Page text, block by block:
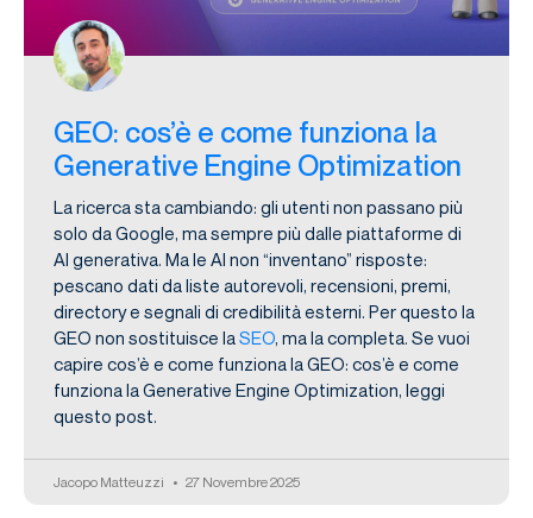
GEO: cos’è e come funziona la
Generative Engine Optimization
La ricerca sta cambiando: gli utenti non passano più
solo da Google, ma sempre più dalle piattaforme di
AI generativa. Ma le AI non “inventano” risposte:
pescano dati da liste autorevoli, recensioni, premi,
directory e segnali di credibilità esterni. Per questo la
GEO non sostituisce laSEO, ma la completa. Se vuoi
capire cos’è e come funziona la GEO: cos’è e come
funziona la Generative Engine Optimization, leggi
questo post.
Jacopo Matteuzzi 27 Novembre 2025